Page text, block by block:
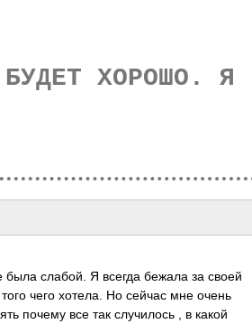
ХОРОШО. Я
слабой. Я всегда бежала за своей
чего хотела. Но сейчас мне очень
почему все так случилось , в какой